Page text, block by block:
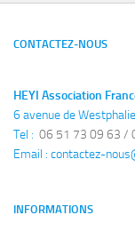
CONTACTEZ-NOUS
HEYI Association
6 avenue de
Tel : 06 51 73 09 63 /
Email : contactez-
INFORMATIONS